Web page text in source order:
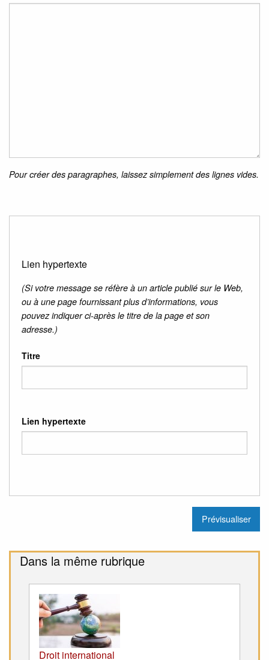
Pour créer des paragraphes, laissez simplement des lignes vides.
Lien hypertexte
(Si votre message se réfère à un article publié sur le Web,
ou à une page fournissant plus d’informations, vous
pouvez indiquer ci-après le titre de la page et son
adresse.)
Titre
Lien hypertexte
Dans la même rubrique
Droit international